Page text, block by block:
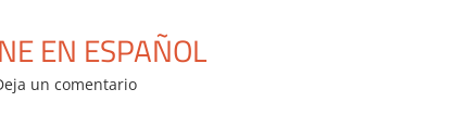
EN ESPAÑOL
un comentario